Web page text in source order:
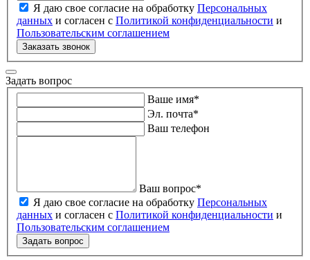
Я даю свое согласие на обработку Персональных
данных и согласен с Политикой конфиденциальности и
Пользовательским соглашением
Заказать звонок
Задать вопрос
Ваше имя*
Эл. почта*
Ваш телефон
Ваш вопрос*
Я даю свое согласие на обработку Персональных
данных и согласен с Политикой конфиденциальности и
Пользовательским соглашением
Задать вопрос